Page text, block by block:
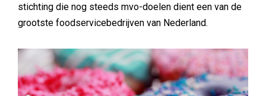
stichting die nog steeds mvo-doelen dient een van de
grootste foodservicebedrijven van Nederland.